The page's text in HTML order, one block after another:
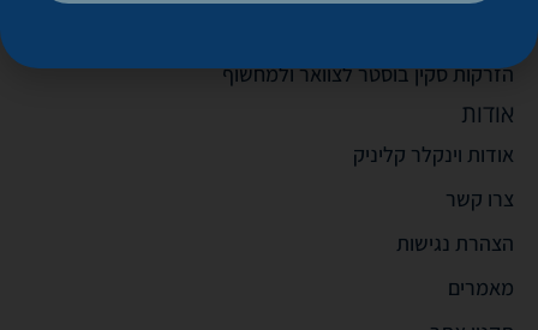
הזרקות סקין בוסטר לצוואר ולמחשוף
אודות
אודות וינקלר קליניק
צרו קשר
הצהרת נגישות
מאמרים